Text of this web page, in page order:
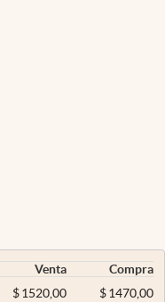
Venta
Compra
$ 1520,00 $1470,00